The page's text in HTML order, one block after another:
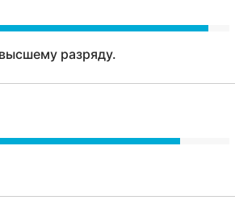
разряду.